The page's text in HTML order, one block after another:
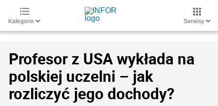
Kategorie Serwisy
Profesor z USA wykłada na
polskiej uczelni – jak
rozliczyć jego dochody?